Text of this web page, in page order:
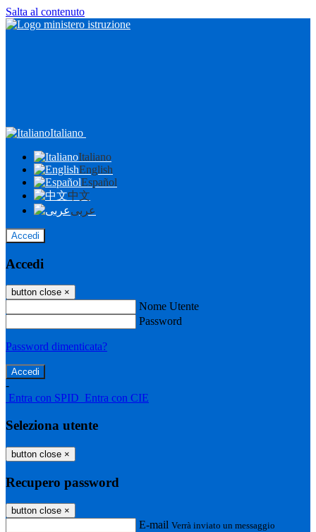
Salta al contenuto
Italiano
Italiano
English
Español
中文
عربى
Accedi
Accedi
button close ×
Nome Utente
Password
Password dimenticata?
-
Entra con SPID Entra con CIE
Seleziona utente
button close ×
Recupero password
button close ×
E-mail Verrà inviato un messaggio